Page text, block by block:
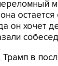
он хочет
в